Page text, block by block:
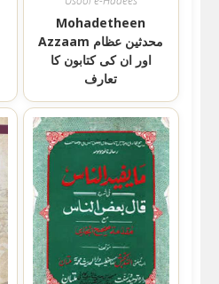
Mohadetheen
Azzaam محدثین عظام
اور ان کی کتابون کا
تعارف